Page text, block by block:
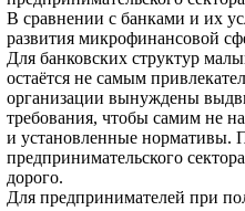
В сравнении с банками и их
развития микрофинансовой
Для банковских структур
остаётся не самым
организации вынуждены
требования, чтобы самим не
и установленные нормативы.
предпринимательского
дорого.
Для предпринимателей при